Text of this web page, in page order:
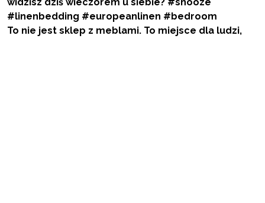
To nie jest sklep z meblami. To miejsce dla ludzi,